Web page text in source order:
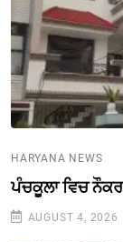
HARYANA NEWS
ਪੰਚਕੂਲਾ ਵਿਚ
AUGUST 4, 2026